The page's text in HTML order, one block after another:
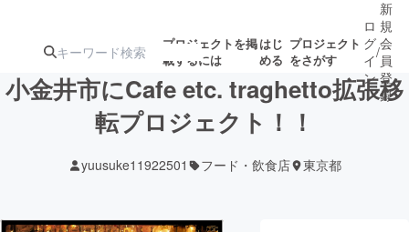
プロジェクトを掲
載するには
はじ
める
プロジェクト
をさがす
ターン
ジェクト
募集終了が近いプ
ロジェクト
もうすぐ公開
されます
ロ
グ
イ
ン
/
新
規
会
員
登
録
小金井市にCafe etc. traghetto拡張移
転プロジェクト！！
yuusuke11922501 フード・飲食店 東京都